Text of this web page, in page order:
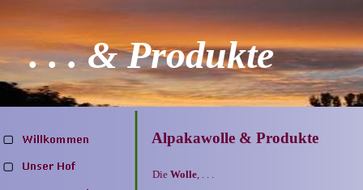
. . . & Produkte
Alpakawolle & Produkte
Die Wolle, . . .